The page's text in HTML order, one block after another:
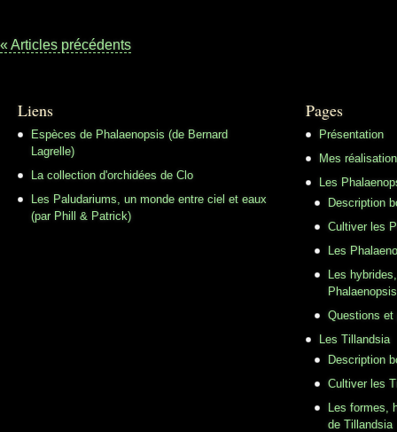
« Articles précédents
Liens
Espèces de Phalaenopsis (de Bernard
Lagrelle)
La collection d'orchidées de Clo
Les Paludariums, un monde entre ciel et eaux
(par Phill & Patrick)
Pages
Présentation
Mes
Les
Description
Cultiver les
Les
Les
Phalaenopsis
Questions et
Les Tillandsia
Description
Cultiver les
Les formes,
de Tillandsia